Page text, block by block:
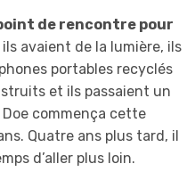
de rencontre pour
ils avaient de la lumière, ils
portables recyclés
et ils passaient un
commença cette
Quatre ans plus tard, il
d’aller plus loin.